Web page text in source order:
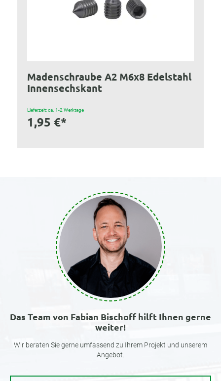
Madenschraube A2 M6x8 Edelstahl
Innensechskant
Lieferzeit: ca. 1-2 Werktage
1,95 €*
Das Team von Fabian Bischoff hilft Ihnen gerne
weiter!
Wir beraten Sie gerne umfassend zu Ihrem Projekt und unserem
Angebot.